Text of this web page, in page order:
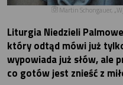
Martin Schongauer,
Liturgia Niedzieli
który odtąd mówi już
wypowiada już słów, ale
co gotów jest znieść z